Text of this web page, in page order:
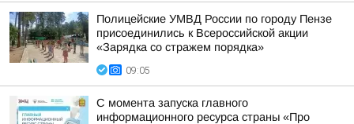
Полицейские УМВД России по городу Пензе
присоединились к Всероссийской акции
«Зарядка со стражем порядка»
09:05
С момента запуска главного
информационного ресурса страны «Про